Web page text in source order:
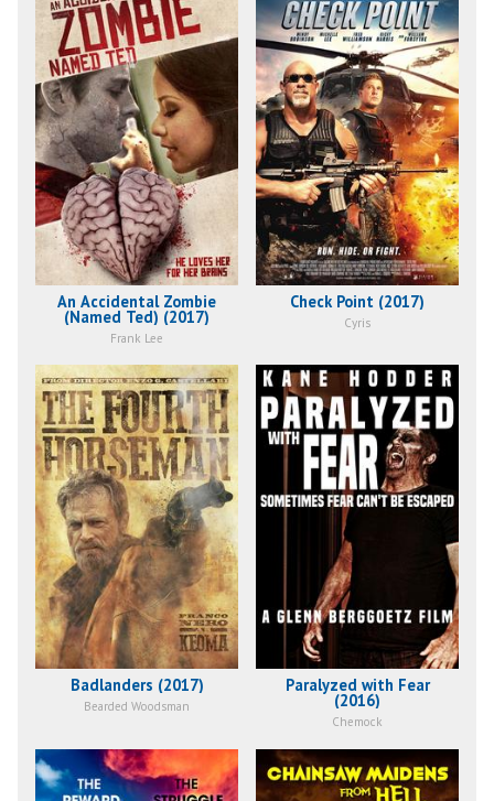
An Accidental Zombie
(Named Ted) (2017)
Frank Lee
Check Point (2017)
Cyris
Badlanders (2017)
Bearded Woodsman
Paralyzed with Fear
(2016)
Chemock